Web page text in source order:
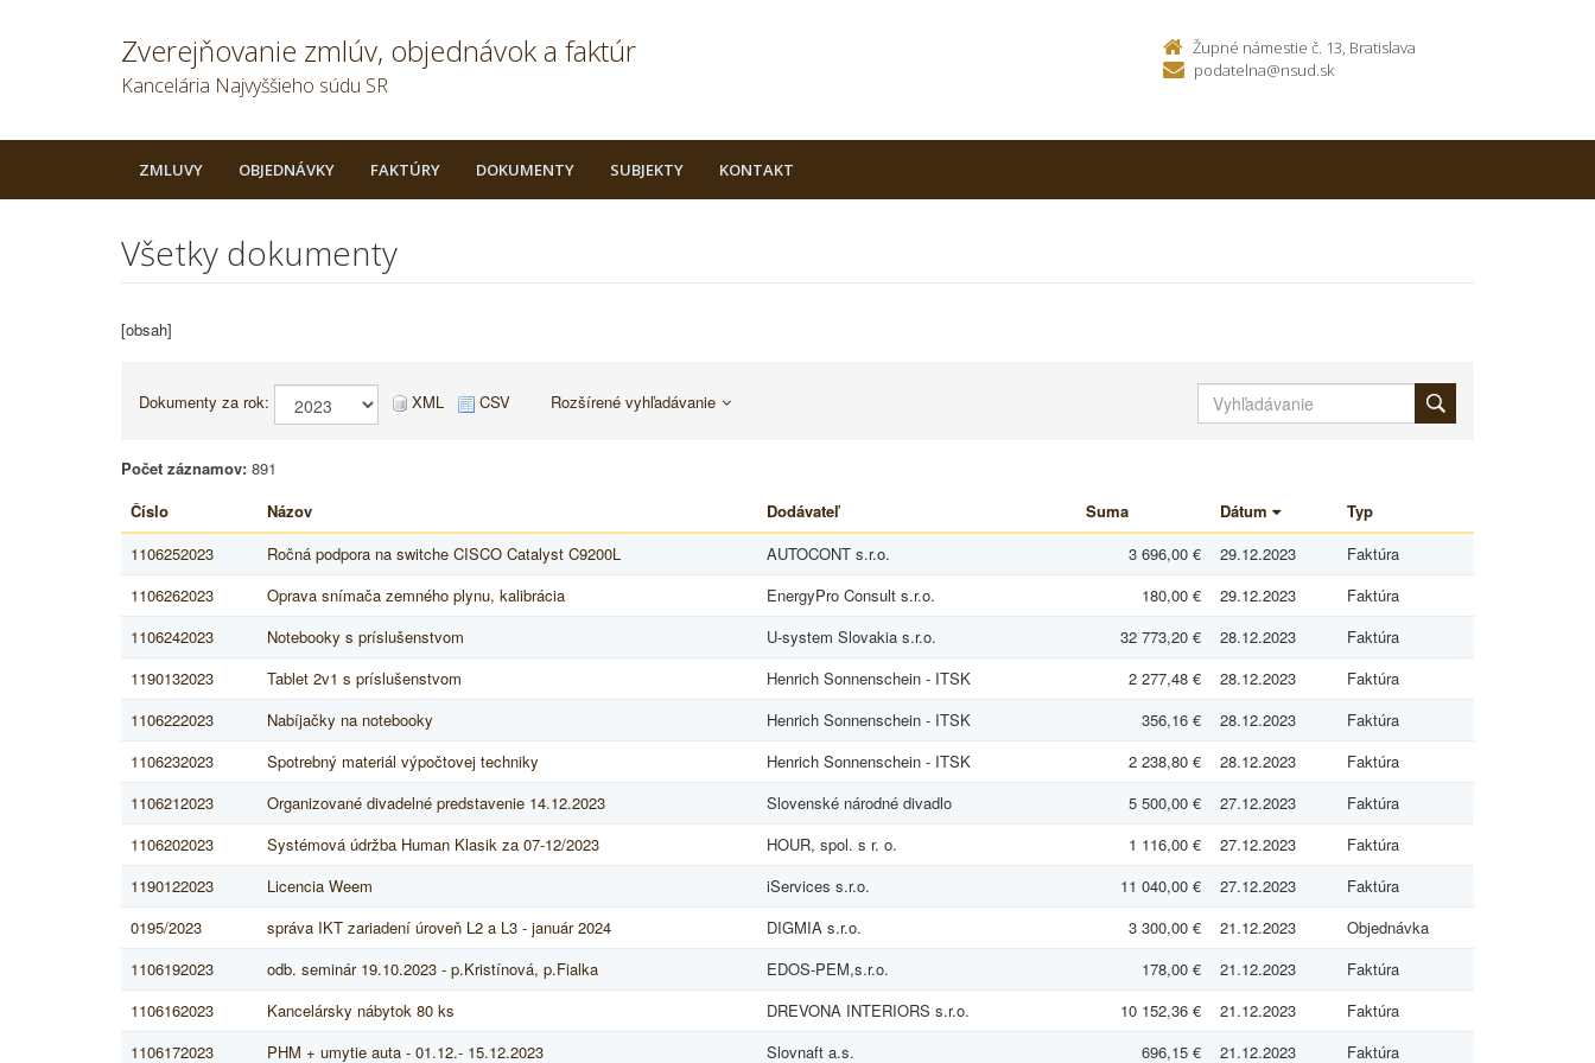
Zverejňovanie zmlúv, objednávok a faktúr
Kancelária Najvyššieho súdu SR
Župné námestie č. 13, Bratislava
podatelna@nsud.sk
ZMLUVY OBJEDNÁVKY FAKTÚRY DOKUMENTY SUBJEKTY KONTAKT
Všetky dokumenty
[obsah]
Dokumenty za rok: XML CSV Rozšírené vyhľadávanie
Počet záznamov: 891
Číslo
Názov Dodávateľ Suma Dátum
Typ
1106252023
Ročná podpora na switche CISCO Catalyst C9200L AUTOCONT s.r.o. 3 696,00 € 29.12.2023
Faktúra
1106262023
Oprava snímača zemného plynu, kalibrácia EnergyPro Consult s.r.o. 180,00 € 29.12.2023
Faktúra
1106242023
Notebooky s príslušenstvom U-system Slovakia s.r.o. 32 773,20 € 28.12.2023
Faktúra
1190132023
Tablet 2v1 s príslušenstvom Henrich Sonnenschein - ITSK 2 277,48 € 28.12.2023
Faktúra
1106222023
Nabíjačky na notebooky Henrich Sonnenschein - ITSK 356,16 € 28.12.2023
Faktúra
1106232023
Spotrebný materiál výpočtovej techniky Henrich Sonnenschein - ITSK 2 238,80 € 28.12.2023
Faktúra
1106212023
Organizované divadelné predstavenie 14.12.2023 Slovenské národné divadlo 5 500,00 € 27.12.2023
Faktúra
1106202023
Systémová údržba Human Klasik za 07-12/2023 HOUR, spol. s r. o. 1 116,00 € 27.12.2023
Faktúra
1190122023
Licencia Weem iServices s.r.o. 11 040,00 € 27.12.2023
Faktúra
0195/2023
správa IKT zariadení úroveň L2 a L3 - január 2024 DIGMIA s.r.o. 3 300,00 € 21.12.2023
Objednávka
1106192023
odb. seminár 19.10.2023 - p.Kristínová, p.Fialka EDOS-PEM,s.r.o. 178,00 € 21.12.2023
Faktúra
1106162023
Kancelársky nábytok 80 ks DREVONA INTERIORS s.r.o. 10 152,36 € 21.12.2023
Faktúra
1106172023
PHM + umytie auta - 01.12.- 15.12.2023 Slovnaft a.s. 696,15 € 21.12.2023 Faktúra